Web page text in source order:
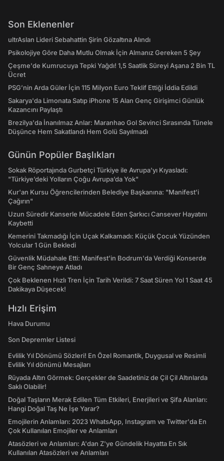
Son Eklenenler
ultrAslan Lideri Sebahattin Şirin Gözaltına Alındı
Psikolojiye Göre Daha Mutlu Olmak İçin Almanız Gereken 5 Şey
Çeşme'de Kumrucuya Tepki Yağdı! 1,5 Saatlik Süreyi Aşana 2 Bin TL
Ücret
PSG’nin Arda Güler İçin 115 Milyon Euro Teklif Ettiği İddia Edildi
Sakarya'da Limonata Satıp iPhone 15 Alan Genç Girişimci Günlük
Kazancını Paylaştı
Brezilya'da İnanılmaz Anlar: Maranhao Gol Sevinci Sırasında Tünele
Düşünce Hem Sakatlandı Hem Golü Sayılmadı
Günün Popüler Başlıkları
Sokak Röportajında Gurbetçi Türkiye ile Avrupa'yı Kıyasladı:
"Türkiye’deki Yolların Çoğu Avrupa’da Yok"
Kur'an Kursu Öğrencilerinden Belediye Başkanına: "Manifest’i
Çağırın"
Uzun Süredir Kanserle Mücadele Eden Şarkıcı Cansever Hayatını
Kaybetti
Kemerini Takmadığı İçin Uçak Kalkamadı: Küçük Çocuk Yüzünden
Yolcular 1 Gün Bekledi
Güvenlik Müdahale Etti: Manifest'in Bodrum'da Verdiği Konserde
Bir Genç Sahneye Atladı
Çok Beklenen Hızlı Tren İçin Tarih Verildi: 7 Saat Süren Yol 1 Saat 45
Dakikaya Düşecek!
Hızlı Erişim
Hava Durumu
Son Depremler Listesi
Evlilik Yıl Dönümü Sözleri! En Özel Romantik, Duygusal ve Resimli
Evlilik Yıl dönümü Mesajları
Rüyada Altın Görmek: Gerçekler de Saadetiniz de Çil Çil Altınlarda
Saklı Olabilir!
Doğal Taşların Merak Edilen Tüm Etkileri, Enerjileri ve Şifa Alanları:
Hangi Doğal Taş Ne İşe Yarar?
Emojilerin Anlamları: 2023 WhatsApp, Instagram ve Twitter'da En
Çok Kullanılan Emojiler ve Anlamları
Atasözleri ve Anlamları: A'dan Z'ye Gündelik Hayatta En Sık
Kullanılan Atasözleri ve Anlamları